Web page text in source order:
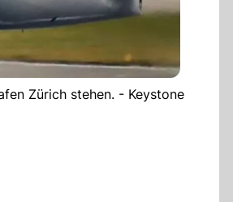
Zürich stehen. - Keystone